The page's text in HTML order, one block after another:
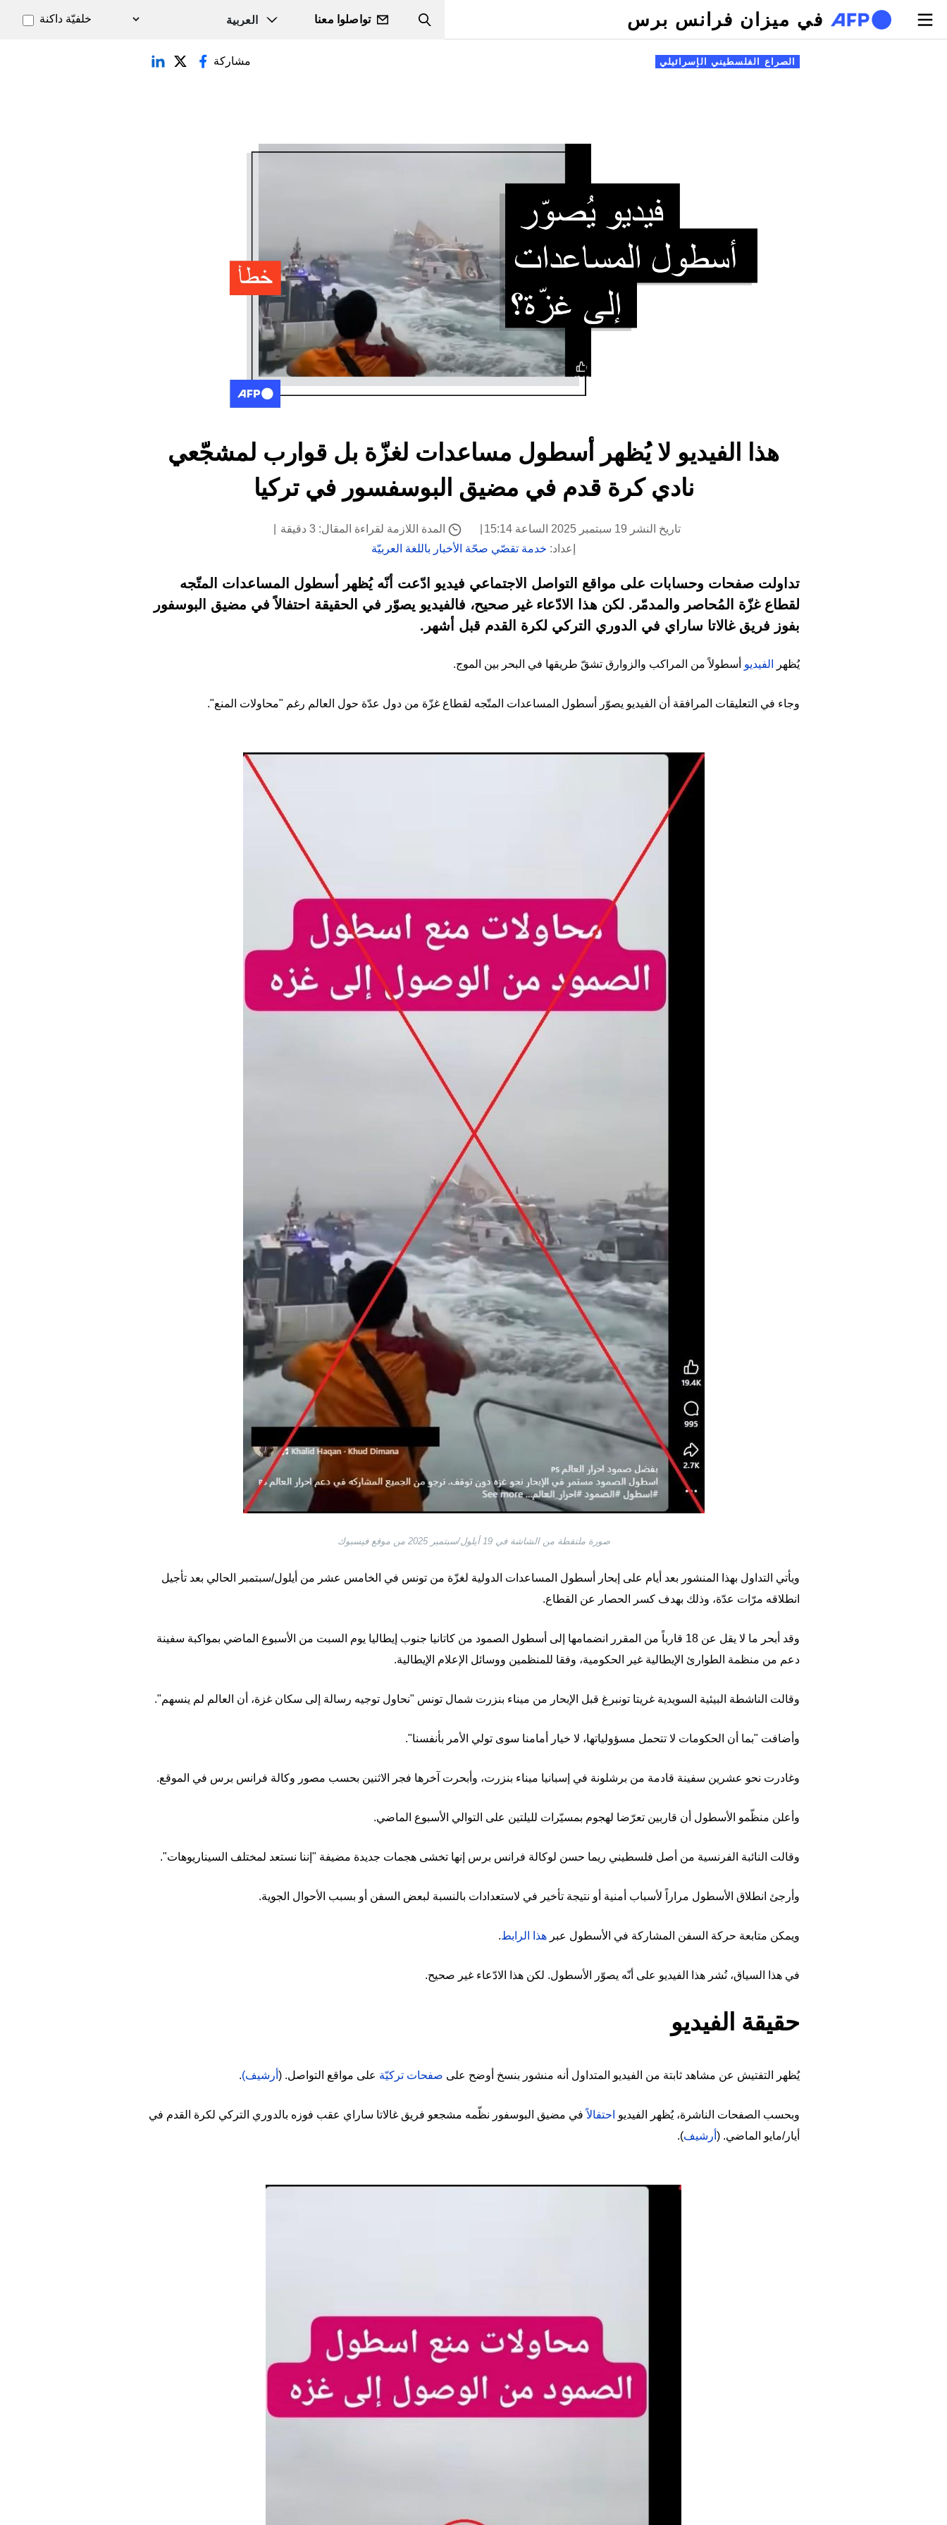
تجاوز إلى المحتوى الرئيسي
في ميزان فرانس برس Search
تواصلوا معنا خلفيّة داكنة
التبويبات الأساسية
الصراع الفلسطيني الإسرائيلي مشاركة
هذا الفيديو لا يُظهر أسطول مساعدات لغزّة بل قوارب لمشجّعي
نادي كرة قدم في مضيق البوسفسور في تركيا
تاريخ النشر 19 سبتمبر 2025 الساعة 15:14
المدة اللازمة لقراءة المقال: 3 دقيقة
إعداد: خدمة تقصّي صحّة الأخبار باللغة العربيّة
تداولت صفحات وحسابات على مواقع التواصل الاجتماعي فيديو ادّعت أنّه يُظهر أسطول المساعدات المتّجه
لقطاع غزّة المُحاصر والمدمّر. لكن هذا الادّعاء غير صحيح، فالفيديو يصوّر في الحقيقة احتفالاً في مضيق البوسفور
بفوز فريق غالاتا ساراي في الدوري التركي لكرة القدم قبل أشهر.
يُظهر الفيديو أسطولاً من المراكب والزوارق تشقّ طريقها في البحر بين الموج.
وجاء في التعليقات المرافقة أن الفيديو يصوّر أسطول المساعدات المتّجه لقطاع غزّة من دول عدّة حول العالم رغم "محاولات المنع".
صورة ملتقطة من الشاشة في 19 أيلول/سبتمبر 2025 من موقع فيسبوك
ويأتي التداول بهذا المنشور بعد أيام على إبحار أسطول المساعدات الدولية لغزّة من تونس في الخامس عشر من أيلول/سبتمبر الحالي بعد تأجيل
انطلاقه مرّات عدّة، وذلك بهدف كسر الحصار عن القطاع.
وقد أبحر ما لا يقل عن 18 قارباً من المقرر انضمامها إلى أسطول الصمود من كاتانيا جنوب إيطاليا يوم السبت من الأسبوع الماضي بمواكبة سفينة
دعم من منظمة الطوارئ الإيطالية غير الحكومية، وفقا للمنظمين ووسائل الإعلام الإيطالية.
وقالت الناشطة البيئية السويدية غريتا تونبرغ قبل الإبحار من ميناء بنزرت شمال تونس "نحاول توجيه رسالة إلى سكان غزة، أن العالم لم ينسهم".
وأضافت "بما أن الحكومات لا تتحمل مسؤولياتها، لا خيار أمامنا سوى تولي الأمر بأنفسنا".
وغادرت نحو عشرين سفينة قادمة من برشلونة في إسبانيا ميناء بنزرت، وأبحرت آخرها فجر الاثنين بحسب مصور وكالة فرانس برس في الموقع.
وأعلن منظّمو الأسطول أن قاربين تعرّضا لهجوم بمسيّرات لليلتين على التوالي الأسبوع الماضي.
وقالت النائبة الفرنسية من أصل فلسطيني ريما حسن لوكالة فرانس برس إنها تخشى هجمات جديدة مضيفة "إننا نستعد لمختلف السيناريوهات".
وأرجئ انطلاق الأسطول مراراً لأسباب أمنية أو نتيجة تأخير في لاستعدادات بالنسبة لبعض السفن أو بسبب الأحوال الجوية.
ويمكن متابعة حركة السفن المشاركة في الأسطول عبر هذا الرابط.
في هذا السياق، نُشر هذا الفيديو على أنّه يصوّر الأسطول. لكن هذا الادّعاء غير صحيح.
حقيقة الفيديو
يُظهر التفتيش عن مشاهد ثابتة من الفيديو المتداول أنه منشور بنسخ أوضح على صفحات تركيّة على مواقع التواصل. ( أرشيف).
وبحسب الصفحات الناشرة، يُظهر الفيديو احتفالاًفي مضيق البوسفور نظّمه مشجعو فريق غالاتا ساراي عقب فوزه بالدوري التركي لكرة القدم في
أيار/مايو الماضي. ( أرشيف).
Image